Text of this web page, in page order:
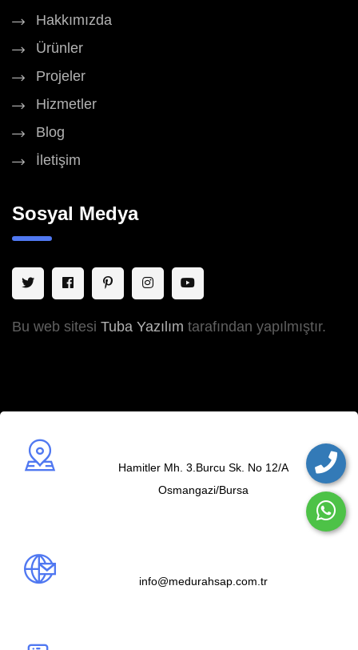
Hakkımızda
Ürünler
Projeler
Hizmetler
Blog
İletişim
Sosyal Medya
Bu web sitesi Tuba Yazılım tarafından yapılmıştır.
Hamitler Mh. 3.Burcu Sk. No 12/A
Osmangazi/Bursa
info@medurahsap.com.tr